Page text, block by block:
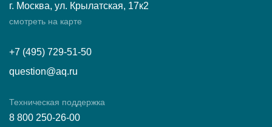
г. Москва, ул. Крылатская, 17к2
смотреть на карте
+7 (495) 729-51-50
question@aq.ru
Техническая поддержка
8 800 250-26-00